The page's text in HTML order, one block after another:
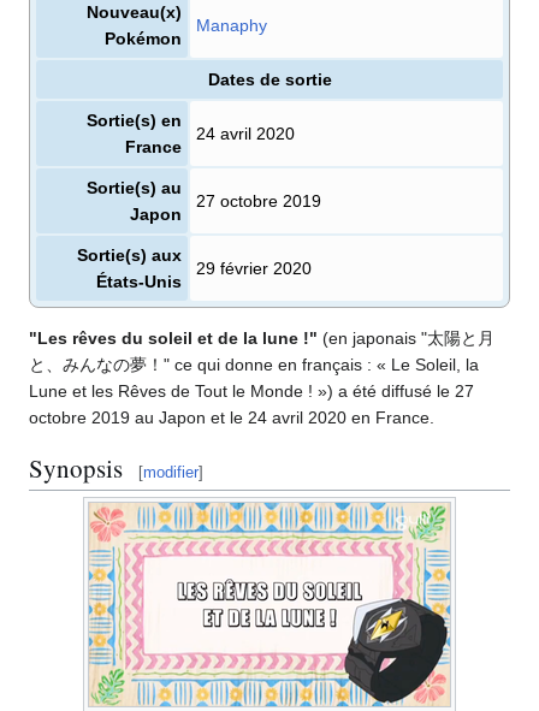
Nouveau(x)
Pokémon
Manaphy
Dates de sortie
Sortie(s) en
France
24 avril 2020
Sortie(s) au
Japon
27 octobre 2019
Sortie(s) aux
États-Unis
29 février 2020
"Les rêves du soleil et de la lune !" (en japonais "太陽と月
と、みんなの夢！" ce qui donne en français : « Le Soleil, la
Lune et les Rêves de Tout le Monde ! ») a été diffusé le 27
octobre 2019 au Japon et le 24 avril 2020 en France.
Synopsis [modifier]